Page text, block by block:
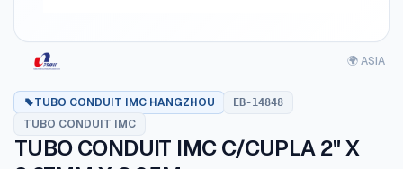
🌍 ASIA
TUBO CONDUIT IMC HANGZHOU EB-14848
TUBO CONDUIT IMC
TUBO CONDUIT IMC C/CUPLA 2" X